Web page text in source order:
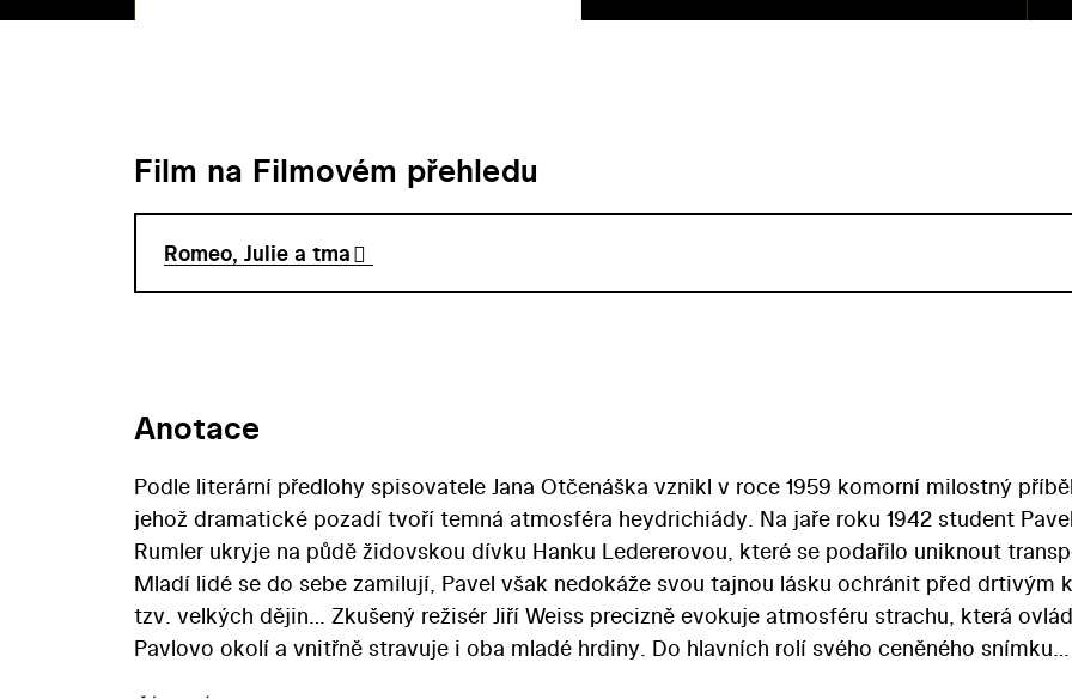
Film na Filmovém přehledu
Romeo, Julie a tma
Anotace
Podle literární předlohy spisovatele Jana Otčenáška vznikl v roce 1959 komorní milostný
jehož dramatické pozadí tvoří temná atmosféra heydrichiády. Na jaře roku 1942 student
Rumler ukryje na půdě židovskou dívku Hanku Ledererovou, které se podařilo uniknout
Mladí lidé se do sebe zamilují, Pavel však nedokáže svou tajnou lásku ochránit před drtivým
tzv. velkých dějin… Zkušený režisér Jiří Weiss precizně evokuje atmosféru strachu, která
Pavlovo okolí a vnitřně stravuje i oba mladé hrdiny. Do hlavních rolí svého ceněného snímku